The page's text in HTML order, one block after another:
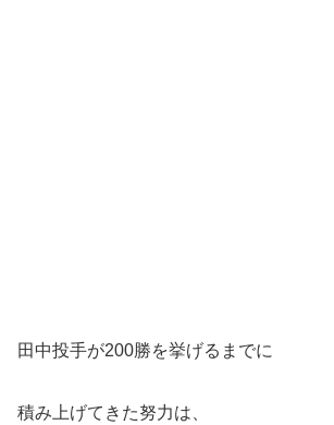
田中投手が200勝を挙げるまでに
積み上げてきた努力は、